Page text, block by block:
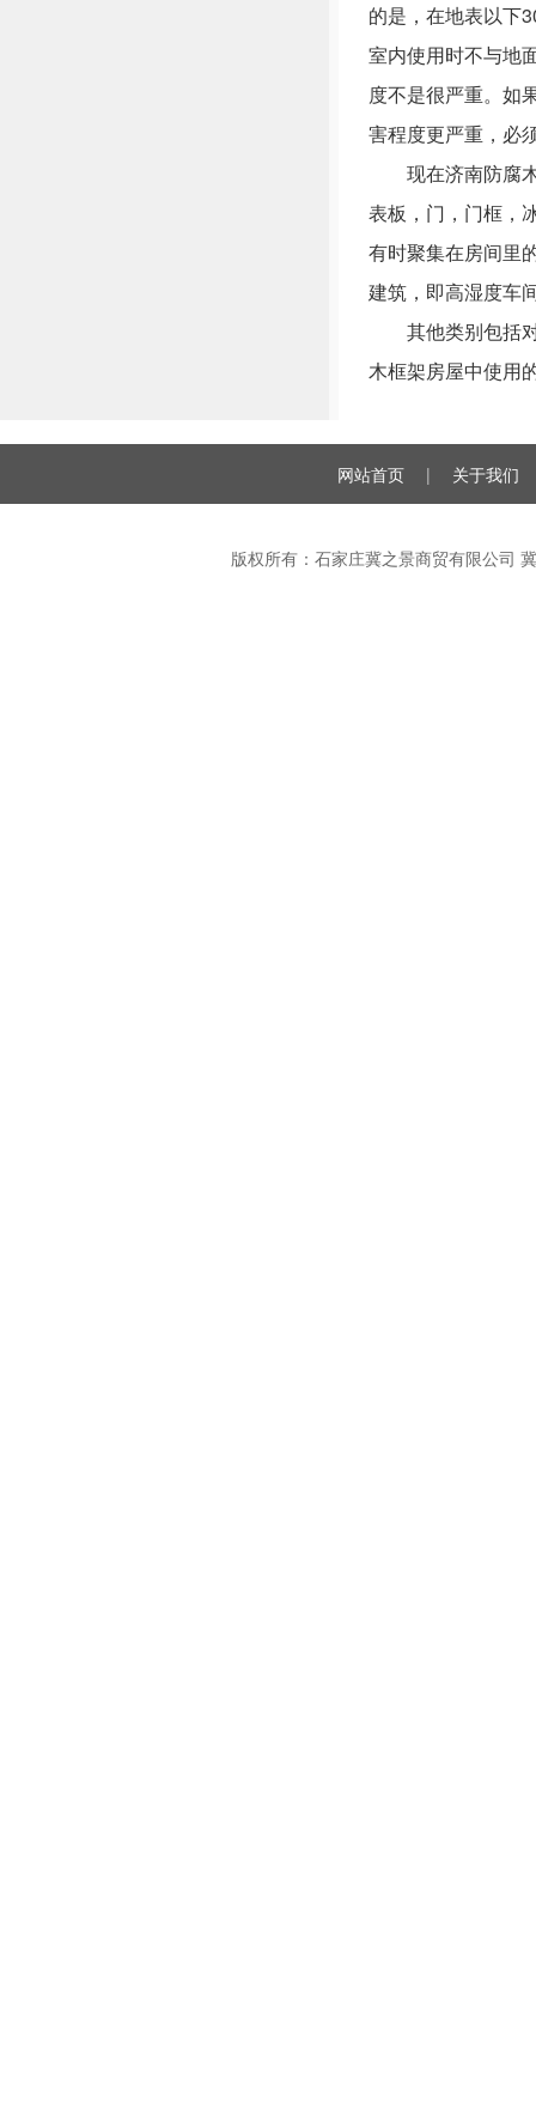
的是，在地表以下
室内使用时不与地
度不是很严重。如
害程度更严重，必
现在济南防腐木
表板，门，门框，
有时聚集在房间里
建筑，即高湿度车
其他类别包括对
木框架房屋中使用
网站首页 | 关于我们
版权所有：石家庄冀之景商贸有限公司